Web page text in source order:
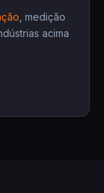
, medição
acima